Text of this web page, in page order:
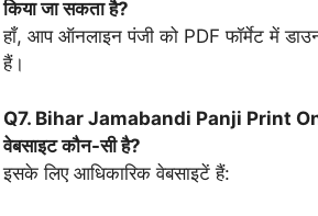
किया जा सकता है?
हाँ, आप ऑनलाइन पंजी को PDF फॉर्मेट में
हैं।
Q7. Bihar Jamabandi Panji Print
वेबसाइट कौन-सी है?
इसके लिए आधिकारिक वेबसाइटें हैं: